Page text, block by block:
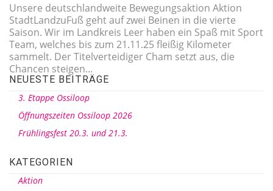
Unsere deutschlandweite Bewegungsaktion Aktion
StadtLandzuFuß geht auf zwei Beinen in die vierte
Saison. Wir im Landkreis Leer haben ein Spaß mit Sport
Team, welches bis zum 21.11.25 fleißig Kilometer
sammelt. Der Titelverteidiger Cham setzt aus, die
Chancen steigen...
NEUESTE BEITRÄGE
3. Etappe Ossiloop
Öffnungszeiten Ossiloop 2026
Frühlingsfest 20.3. und 21.3.
KATEGORIEN
Aktion